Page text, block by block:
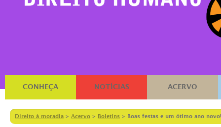
CONHEÇA NOTÍCIAS ACERVO
Direito à moradia > Acervo > Boletins > Boas festas e um ótimo ano